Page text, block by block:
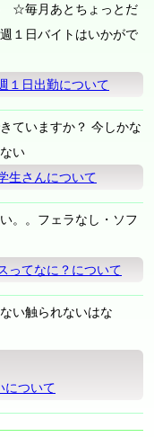
毎月あとちょっとだ
１日バイトはいかがで
１日出勤について
ていますか？ 今しかな
い
生さんについて
。。フェラなし・ソフ
ってなに？について
い触られないはな
について